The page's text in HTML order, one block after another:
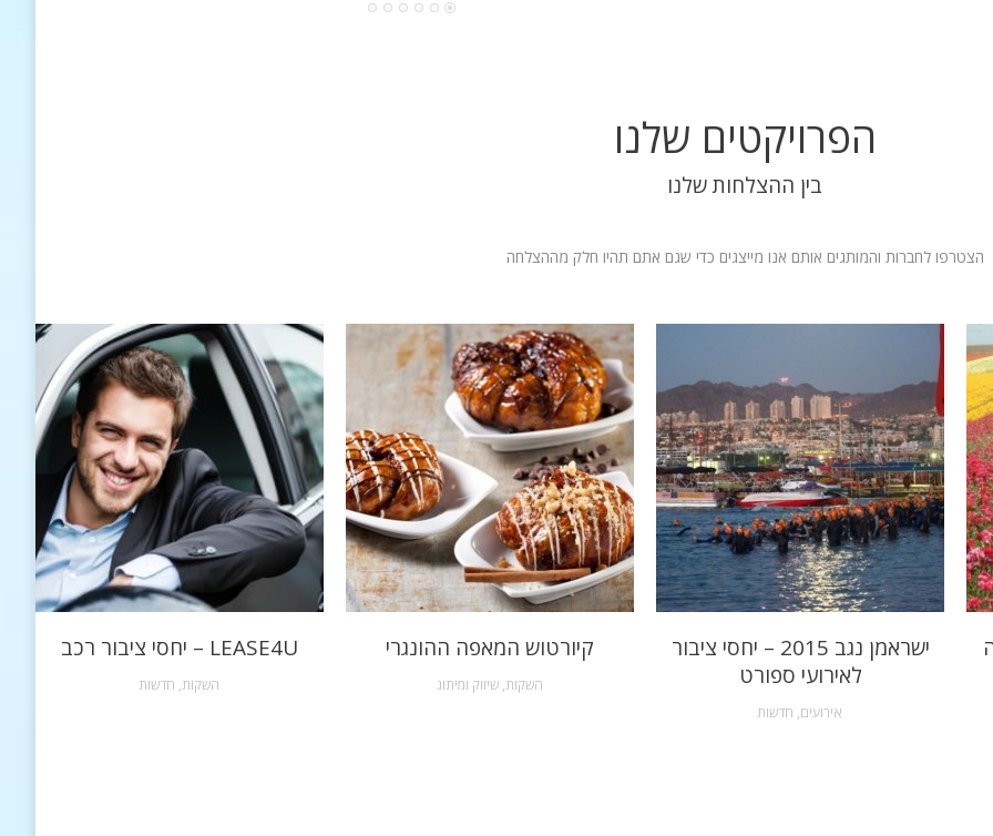
הפרויקטים שלנו
בין ההצלחות שלנו
הצטרפו לחברות והמותגים אותם אנו מייצגים כדי שגם אתם תהיו חלק מההצלחה
LEASE4U – יחסי ציבור רכב
השקות, חדשות
קיורטוש המאפה ההונגרי
השקות,שיווק ומיתוג
ישראמן נגב 2015 – יחסי ציבור
לאירועי ספורט
אירועים, חדשות